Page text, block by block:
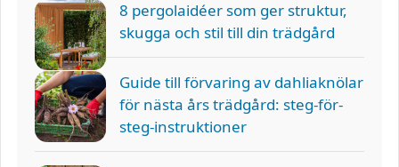
8 pergolaidéer som ger struktur,
skugga och stil till din trädgård
Guide till förvaring av dahliaknölar
för nästa års trädgård: steg-för-
steg-instruktioner